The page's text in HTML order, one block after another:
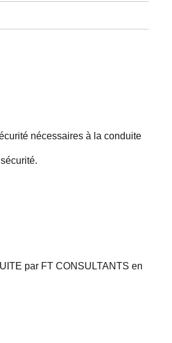
nécessaires à la conduite
par FT CONSULTANTS en